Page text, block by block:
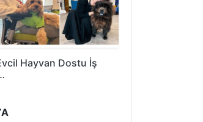
Hayvan Dostu İş